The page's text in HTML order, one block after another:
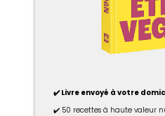
✔️ Livre envoyé à votre
✔️ 50 recettes à haute valeur